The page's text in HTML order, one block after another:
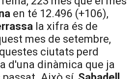
en té 12.496 (+106),
la xifra és de
mes de setembre,
ciutats perd
d'una dinàmica que ja